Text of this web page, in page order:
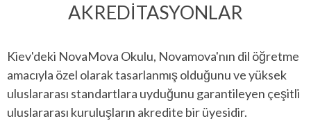
AKREDITASYONLAR
Kiev'deki NovaMova Okulu, Novamova'nın dil öğretme
amacıyla özel olarak tasarlanmış olduğunu ve yüksek
uluslararası standartlara uyduğunu garantileyen çeşitli
uluslararası kuruluşların akredite bir üyesidir.